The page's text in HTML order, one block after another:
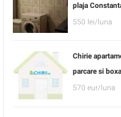
plaja
550 lei/luna
Chirie
parcare si
570 eur/luna